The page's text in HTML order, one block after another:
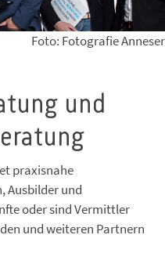
Foto: Fotografie Anneser
und
praxisnahe
Ausbilder und
oder sind Vermittler
und weiteren Partnern